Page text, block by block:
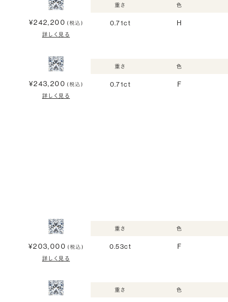
¥242,200 (税込)
詳しく見る
重さ
0.71ct
色
H
¥243,200 (税込)
詳しく見る
重さ
0.71ct
色
F
¥203,000 (税込)
詳しく見る
重さ
0.53ct
色
F
重さ 色